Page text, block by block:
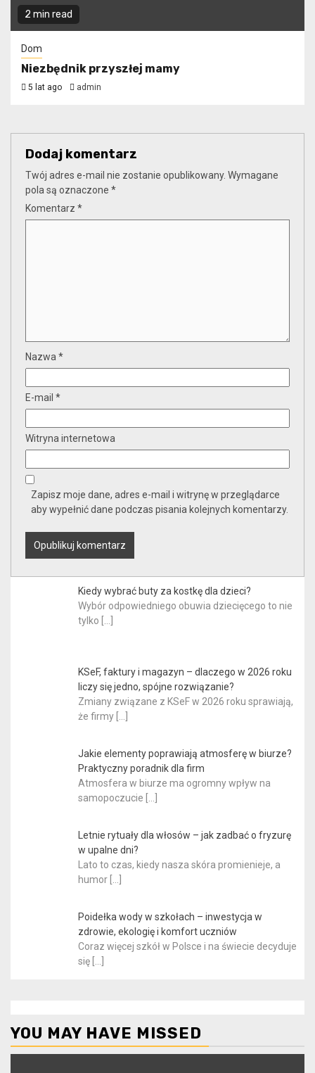
2 min read
Dom
Niezbędnik przyszłej mamy
5 lat ago admin
Dodaj komentarz
Twój adres e-mail nie zostanie opublikowany. Wymagane
pola są oznaczone *
Komentarz *
Nazwa *
E-mail *
Witryna internetowa
Zapisz moje dane, adres e-mail i witrynę w przeglądarce
aby wypełnić dane podczas pisania kolejnych komentarzy.
Kiedy wybrać buty za kostkę dla dzieci?
Wybór odpowiedniego obuwia dziecięcego to nie
tylko
KSeF, faktury i magazyn – dlaczego w 2026 roku
liczy się jedno, spójne rozwiązanie?
Zmiany związane z KSeF w 2026 roku sprawiają,
że firmy […]
Jakie elementy poprawiają atmosferę w biurze?
Praktyczny poradnik dla firm
Atmosfera w biurze ma ogromny wpływ na
samopoczucie
Letnie rytuały dla włosów – jak zadbać o fryzurę
w upalne dni?
Lato to czas, kiedy nasza skóra promienieje, a
humor
Poidełka wody w szkołach – inwestycja w
zdrowie, ekologię i komfort uczniów
Coraz więcej szkół w Polsce i na świecie decyduje
się […]
YOU MAY HAVE MISSED